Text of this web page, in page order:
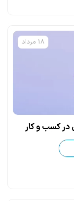
18 مرداد